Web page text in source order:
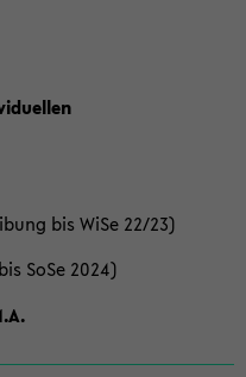
bis WiSe 22/23)
SoSe 2024)